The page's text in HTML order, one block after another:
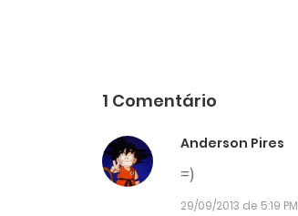
1 Comentário
Anderson Pires
=)
29/09/2013 de 5:19 PM